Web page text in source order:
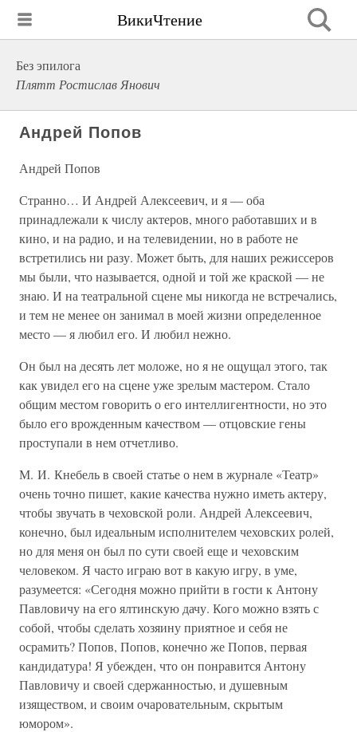
ВикиЧтение
Без эпилога
Плятт Ростислав Янович
Андрей Попов
Андрей Попов
Странно… И Андрей Алексеевич, и я — оба
принадлежали к числу актеров, много работавших и в
кино, и на радио, и на телевидении, но в работе не
встретились ни разу. Может быть, для наших режиссеров
мы были, что называется, одной и той же краской — не
знаю. И на театральной сцене мы никогда не встречались,
и тем не менее он занимал в моей жизни определенное
место — я любил его. И любил нежно.
Он был на десять лет моложе, но я не ощущал этого, так
как увидел его на сцене уже зрелым мастером. Стало
общим местом говорить о его интеллигентности, но это
было его врожденным качеством — отцовские гены
проступали в нем отчетливо.
М. И. Кнебель в своей статье о нем в журнале «Театр»
очень точно пишет, какие качества нужно иметь актеру,
чтобы звучать в чеховской роли. Андрей Алексеевич,
конечно, был идеальным исполнителем чеховских ролей,
но для меня он был по сути своей еще и чеховским
человеком. Я часто играю вот в какую игру, в уме,
разумеется: «Сегодня можно прийти в гости к Антону
Павловичу на его ялтинскую дачу. Кого можно взять с
собой, чтобы сделать хозяину приятное и себя не
осрамить? Попов, Попов, конечно же Попов, первая
кандидатура! Я убежден, что он понравится Антону
Павловичу и своей сдержанностью, и душевным
изяществом, и своим очаровательным, скрытым
юмором».